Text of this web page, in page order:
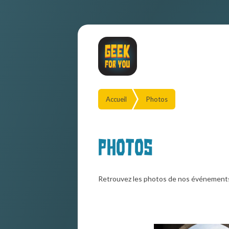
Accueil Photos
Photos
Retrouvez les photos de nos